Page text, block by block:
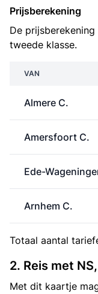
Prijsberekening
De
tweede klasse.
VAN
Almere C.
Amersfoort C.
Ede-
Arnhem C.
Totaal aantal
2. Reis met
Met dit kaartje